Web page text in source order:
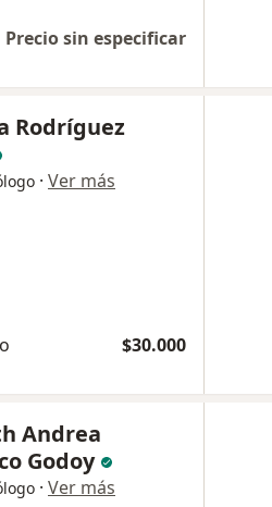
Precio sin especificar
Rodríguez
· Ver más
$30.000
Andrea
Godoy
· Ver más